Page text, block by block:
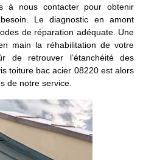
à nous contacter pour obtenir
Le diagnostic en amont
de réparation adéquate. Une
main la réhabilitation de votre
de retrouver l’étanchéité des
toiture bac acier 08220 est alors
de notre service.